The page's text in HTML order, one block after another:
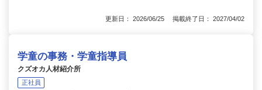
更新日： 2026/06/25 掲載終了日： 2027/04/02
学童の事務・学童指導員
クズオカ人材紹介所
正社員